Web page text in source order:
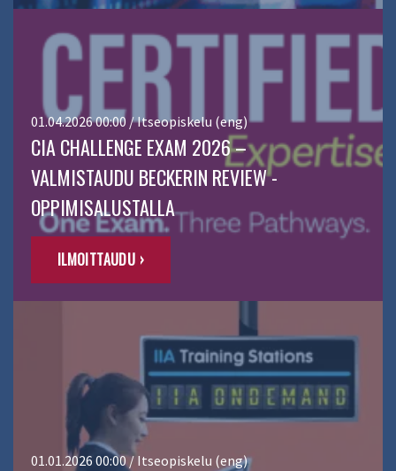
01.04.2026 00:00 / Itseopiskelu (eng)
CIA CHALLENGE EXAM 2026 –
VALMISTAUDU BECKERIN REVIEW -
OPPIMISALUSTALLA
ILMOITTAUDU ›
01.01.2026 00:00 / Itseopiskelu (eng)